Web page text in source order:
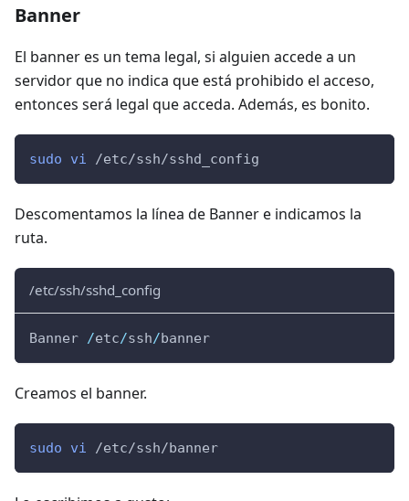
Banner
El banner es un tema legal, si alguien accede a un
servidor que no indica que está prohibido el acceso,
entonces será legal que acceda. Además, es bonito.
sudo vi /etc/ssh/sshd_config
Descomentamos la línea de Banner e indicamos la
ruta.
/etc/ssh/sshd_config
Banner /etc/ssh/banner
Creamos el banner.
sudo vi /etc/ssh/banner